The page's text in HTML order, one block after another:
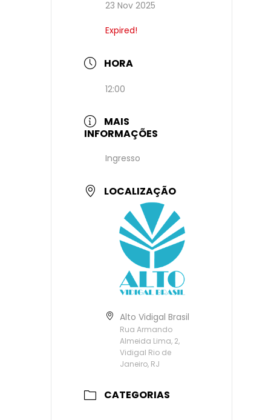
23 Nov 2025
Expired!
HORA
12:00
MAIS
INFORMAÇÕES
Ingresso
LOCALIZAÇÃO
Alto Vidigal Brasil
Rua Armando
Almeida Lima, 2,
Vidigal Rio de
Janeiro, RJ
CATEGORIAS